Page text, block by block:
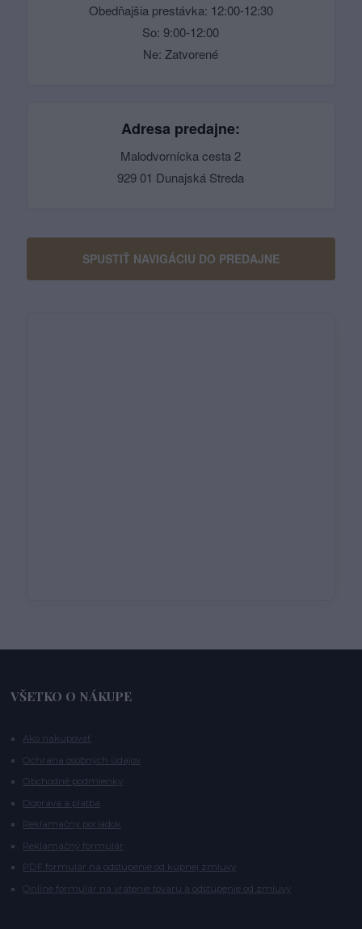
Obedňajšia prestávka: 12:00-12:30
So: 9:00-12:00
Ne: Zatvorené
Adresa predajne:
Malodvornícka cesta 2
929 01 Dunajská Streda
SPUSTIŤ NAVIGÁCIU DO PREDAJNE
VŠETKO O NÁKUPE
Ako nakupovať
Ochrana osobných údajov
Obchodné podmienky
Doprava a platba
Reklamačný poriadok
Reklamačný formulár
PDF formulár na odstúpenie od kúpnej zmluvy
Online formulár na vrátenie tovaru a odstúpenie od zmluvy